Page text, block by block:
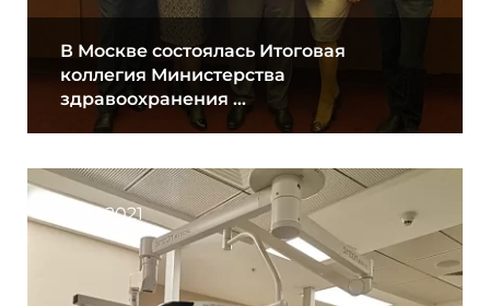
В Москве состоялась Итоговая
коллегия Министерства
здравоохранения ...
31.03.2021